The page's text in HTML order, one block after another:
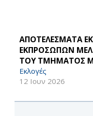
ΑΠΟΤΕΛΕΣΜΑΤΑ
ΕΚΠΡΟΣΩΠΩΝ
ΤΟΥ ΤΜΗΜΑΤΟΣ
Εκλογές
12 Ιουν 2026